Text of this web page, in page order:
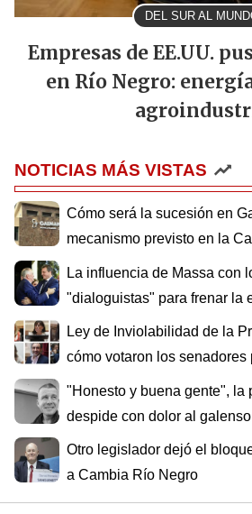
DEL SUR AL
Empresas de EE.UU.
en Río Negro:
NOTICIAS MÁS VISTAS
Cómo será la sucesión en
mecanismo previsto en la
La influencia de Massa con
"dialoguistas" para frenar la
Ley de Inviolabilidad de la
cómo votaron los senadores
"Honesto y buena gente", la
despide con dolor al
Otro legislador dejó el
a Cambia Río Negro